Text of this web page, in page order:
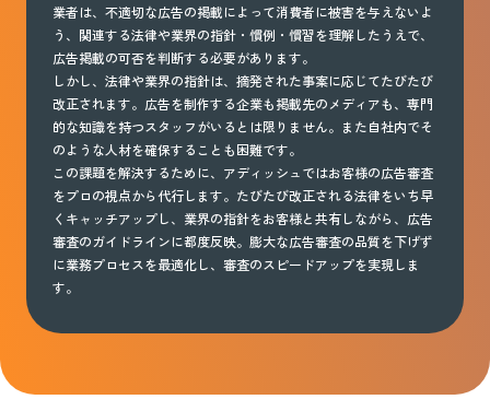
業者は、不適切な広告の掲載によって消費者に被害を与えないよ
う、関連する法律や業界の指針・慣例・慣習を理解したうえで、
広告掲載の可否を判断する必要があります。
しかし、法律や業界の指針は、摘発された事案に応じてたびたび
改正されます。広告を制作する企業も掲載先のメディアも、専門
的な知識を持つスタッフがいるとは限りません。また自社内でそ
のような人材を確保することも困難です。
この課題を解決するために、アディッシュではお客様の広告審査
をプロの視点から代行します。たびたび改正される法律をいち早
くキャッチアップし、業界の指針をお客様と共有しながら、広告
審査のガイドラインに都度反映。膨大な広告審査の品質を下げず
に業務プロセスを最適化し、審査のスピードアップを実現しま
す。